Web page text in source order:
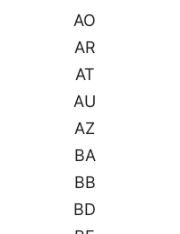
AO
AR
AT
AU
AZ
BA
BB
BD